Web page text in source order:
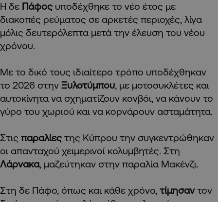
Η δε Πάφος υποδέχθηκε το νέο έτος με
διακοπές ρεύματος σε αρκετές περιοχές, λίγα
μόλις δευτερόλεπτα μετά την έλευση του νέου
χρόνου.
Με το δικό τους ιδιαίτερο τρόπο υποδέχθηκαν
το 2026 στην Ξυλοτύμπου, με μοτοσυκλέτες και
αυτοκίνητα να σχηματίζουν κονβόι, να κάνουν το
γύρο του χωριού και να κορνάρουν ασταμάτητα.
Στις παραλίες της Κύπρου την συγκεντρώθηκαν
οι απανταχού χειμερινοί κολυμβητές. Στη
Λάρνακα, μαζεύτηκαν στην παραλία Μακένζι.
Στη δε Πάφο, όπως και κάθε χρόνο, τίμησαντον